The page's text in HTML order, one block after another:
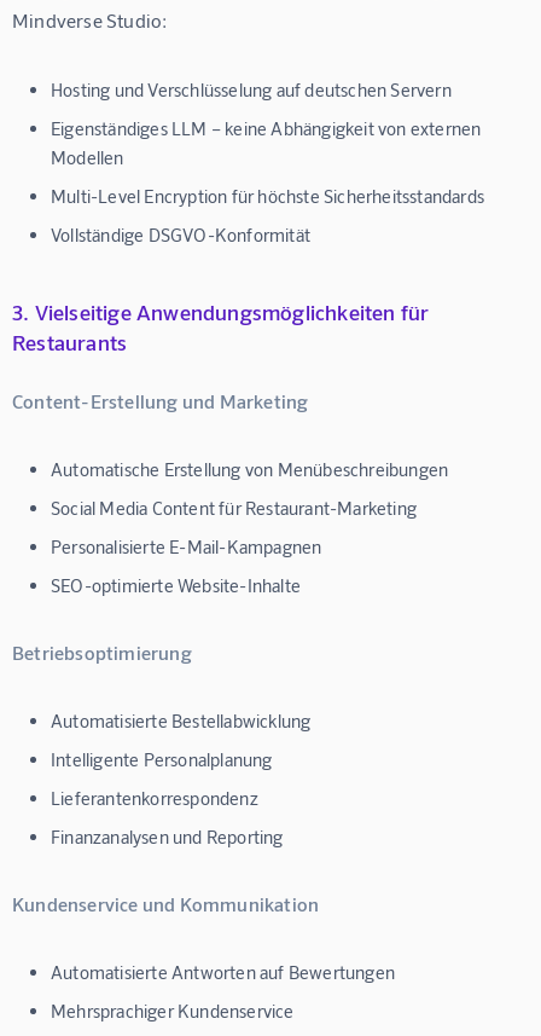
Mindverse Studio:
Hosting und Verschlüsselung auf deutschen Servern
Eigenständiges LLM – keine Abhängigkeit von externen
Modellen
Multi-Level Encryption für höchste Sicherheitsstandards
Vollständige DSGVO-Konformität
3. Vielseitige Anwendungsmöglichkeiten für
Restaurants
Content-Erstellung und Marketing
Automatische Erstellung von Menübeschreibungen
Social Media Content für Restaurant-Marketing
Personalisierte E-Mail-Kampagnen
SEO-optimierte Website-Inhalte
Betriebsoptimierung
Automatisierte Bestellabwicklung
Intelligente Personalplanung
Lieferantenkorrespondenz
Finanzanalysen und Reporting
Kundenservice und Kommunikation
Automatisierte Antworten auf Bewertungen
Mehrsprachiger Kundenservice